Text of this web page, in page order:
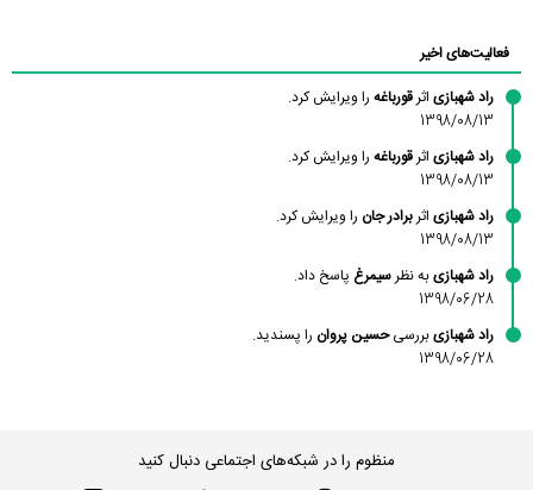
فعالیت‌های اخیر
راد شهبازی اثرقورباغه را ویرایش کرد.
1398/08/13
راد شهبازی اثرقورباغه را ویرایش کرد.
1398/08/13
راد شهبازی اثربرادر جان را ویرایش کرد.
1398/08/13
راد شهبازیبه نظرسیمرغ پاسخ داد.
1398/06/28
راد شهبازیبررسیحسین پروان را پسندید.
1398/06/28
منظوم را در شبکه‌های اجتماعی دنبال کنید